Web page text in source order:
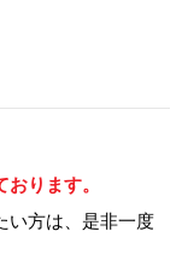
ります。
い方は、是非一度